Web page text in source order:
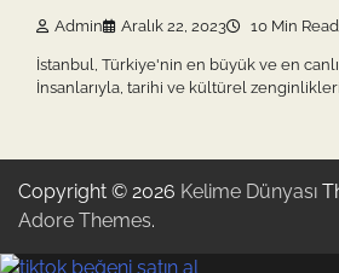
Admin Aralık 22, 2023 10 Min Read
İstanbul, Türkiye'nin en büyük ve en
İnsanlarıyla, tarihi ve kültürel
Copyright © 2026 Kelime Dünyası
Adore Themes.